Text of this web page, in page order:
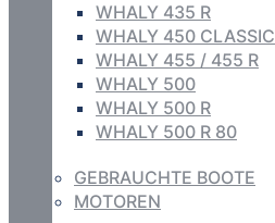
WHALY 435 R
WHALY 450 CLASSIC
WHALY 455 / 455 R
WHALY 500
WHALY 500 R
WHALY 500 R 80
GEBRAUCHTE BOOTE
MOTOREN